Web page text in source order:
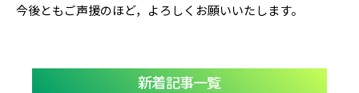
今後ともご声援のほど，よろしくお願いいたします。
新着記事一覧